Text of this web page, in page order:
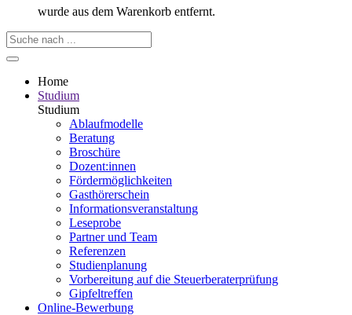
wurde aus dem Warenkorb entfernt.
Home
Studium
Studium
Ablaufmodelle
Beratung
Broschüre
Dozent:innen
Fördermöglichkeiten
Gasthörerschein
Informationsveranstaltung
Leseprobe
Partner und Team
Referenzen
Studienplanung
Vorbereitung auf die Steuerberater­prüfung
Gipfeltreffen
Online-Bewerbung